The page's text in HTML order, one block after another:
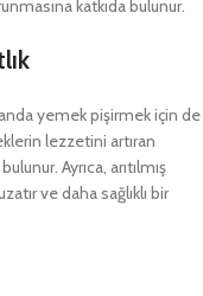
katkıda bulunur.
yemek pişirmek için de
lezzetini artıran
Ayrıca, arıtılmış
ve daha sağlıklı bir